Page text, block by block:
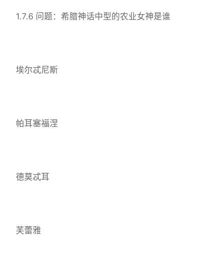
1.7.6 问题：希腊神话中型的农业女神是谁
埃尔忒尼斯
帕耳塞福涅
德莫忒耳
芙蕾雅